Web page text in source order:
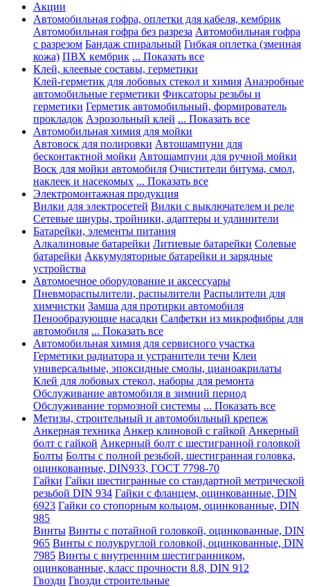
Акции
Автомобильная гофра, оплетки для кабеля, кембрик
Автомобильная гофра без разреза Автомобильная гофра
с разрезом Бандаж спиральный Гибкая оплетка (змеиная
кожа) ПВХ кембрик ... Показать все
Клей, клеевые составы, герметики
Клей-герметик для лобовых стекол и химия Анаэробные
автомобильные герметики Фиксаторы резьбы и
герметики Герметик автомобильный, формирователь
прокладок Аэрозольный клей ... Показать все
Автомобильная химия для мойки
Автовоск для полировки Автошампуни для
бесконтактной мойки Автошампуни для ручной мойки
Воск для мойки автомобиля Очистители битума, смол,
наклеек и насекомых ... Показать все
Электромонтажная продукция
Вилки для электросетей Вилки с выключателем и реле
Сетевые шнуры, тройники, адаптеры и удлинители
Батарейки, элементы питания
Алкалиновые батарейки Литиевые батарейки Солевые
батарейки Аккумуляторные батарейки и зарядные
устройства
Автомоечное оборудование и аксессуары
Пневмораспылители, распылители Распылители для
химчистки Замша для протирки автомобиля
Пенообразующие насадки Салфетки из микрофибры для
автомобиля ... Показать все
Автомобильная химия для сервисного участка
Герметики радиатора и устранители течи Клеи
универсальные, эпоксидные смолы, цианоакрилаты
Клей для лобовых стекол, наборы для ремонта
Обслуживание автомобиля в зимний период
Обслуживание тормозной системы ... Показать все
Метизы, строительный и автомобильный крепеж
Анкерная техника Анкер клиновой с гайкой Анкерный
болт с гайкой Анкерный болт с шестигранной головкой
Болты Болты с полной резьбой, шестигранная головка,
оцинкованные, DIN933, ГОСТ 7798-70
Гайки Гайки шестигранные со стандартной метрической
резьбой DIN 934 Гайки с фланцем, оцинкованные, DIN
6923 Гайки со стопорным кольцом, оцинкованные, DIN
985
Винты Винты с потайной головкой, оцинкованные, DIN
965 Винты с полукруглой головкой, оцинкованные, DIN
7985 Винты с внутренним шестигранником,
оцинкованные, класс прочности 8.8, DIN 912
Гвозди Гвозди строительные